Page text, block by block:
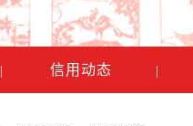
| 信用动态 |